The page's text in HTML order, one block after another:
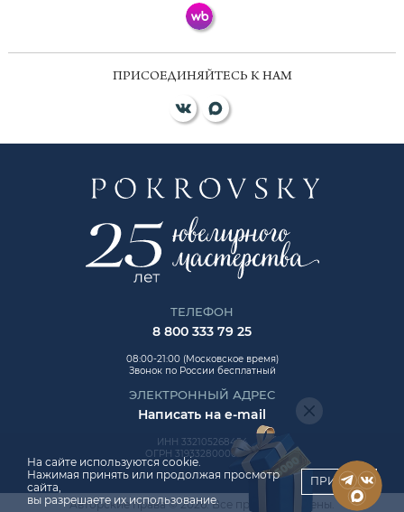
ПРИСОЕДИНЯЙТЕСЬ К НАМ
ТЕЛЕФОН
8 800 333 79 25
08:00-21:00 (Московское время)
Звонок по России бесплатный
ЭЛЕКТРОННЫЙ АДРЕС
Написать на e-mail
ИНН 332105268454
ОГРН 319332800006992
Авторские права © 2026. Все права защищены.
На сайте используются cookie.
Нажимая принять или продолжая просмотр
сайта,
вы разрешаете их использование.
ПРИНЯТЬ